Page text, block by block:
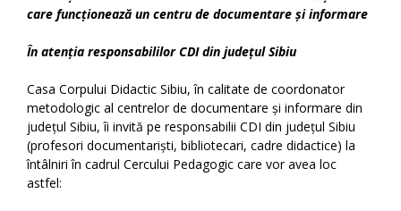
care funcționează un centru de documentare și informare
În atenția responsabililor CDI din județul Sibiu
Casa Corpului Didactic Sibiu, în calitate de coordonator
metodologic al centrelor de documentare și informare din
județul Sibiu, îi invită pe responsabilii CDI din județul Sibiu
(profesori documentariști, bibliotecari, cadre didactice) la
întâlniri în cadrul Cercului Pedagogic care vor avea loc
astfel: